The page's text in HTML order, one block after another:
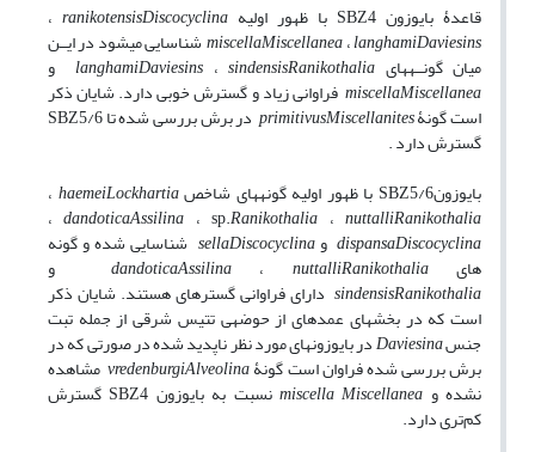
قاعدۀ بایوزون SBZ4 با ظهور اولیه Discocyclina
ranikotensis ،
Daviesins
langhami،Miscellanea
miscella شناسایی می­شود در ایــن
میان گونــه­های Ranikothalia
sindensis ، Daviesins
langhami و
Miscellanea
miscella فراوانی زیاد و گسترش خوبی دارد. شایان ذکر
است گونۀMiscellanites
primitivus در برش بررسی شده تاSBZ5/6
گسترش دارد .
بایوزونSBZ5/6 با ظهور اولیه گونه­های شاخصLockhartia
haemei ،
Ranikothalia
nuttalli ، Ranikothalia
sp. ، Assilina
dandotica ،
Discocyclina
dispansa وDiscocyclina
sella شناسایی شده و گونه
هایRanikothalia
nuttalli ،Assilina
dandotica و
Ranikothalia
sindensis دارای فراوانی گستره­ای هستند. شایان ذکر
است که در بخش­های عمده­ای از حوضه­ی تتیس شرقی از جمله تبت
جنسDaviesinaدر بایوزون­های مورد نظر ناپدید شده در صورتی که در
برش بررسی شده فراوان است گونۀAlveolina
vredenburgi مشاهده
نشده و Miscellanea
miscella نسبت به بایوزون SBZ4 گسترش
کم‌تری دارد.